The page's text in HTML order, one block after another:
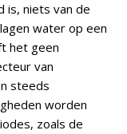
is, niets van de
water op een
het geen
van
steeds
worden
zoals de